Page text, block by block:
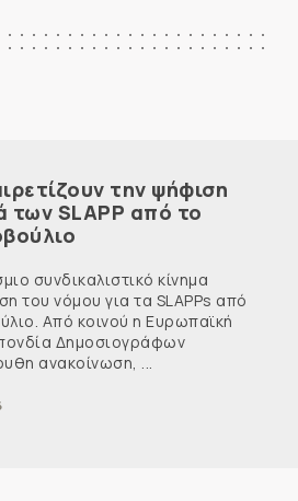
την ψήφιση
των SLAPP από το
συνδικαλιστικό κίνημα
του νόμου για τα SLAPPs από
Από κοινού η Ευρωπαϊκή
Δημοσιογράφων
ανακοίνωση, ...